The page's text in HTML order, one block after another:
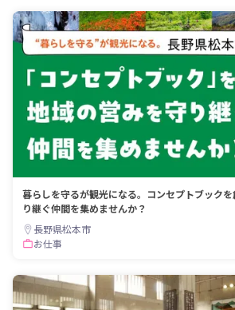
暮らしを守るが観光になる。コンセプトブック
り継ぐ仲間を集めませんか？
長野県松本市
お仕事